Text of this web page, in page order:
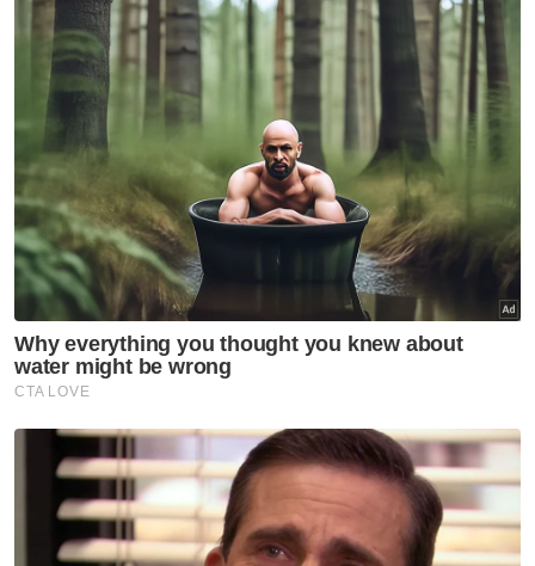
Nurhayati (dua kiri) memberikan penerangan kepada Suraya
tentang kempen antirasuah yang dibawa oleh Rasuah Busters
di Wisma Darul Aman, Alor Setar pada Rabu.
Mengulas lanjut, beliau yang juga Ahli Dewan
Undangan Negeri (ADUN) Sungai Tiang
berkata, Kerajaan Negeri Kedah bersedia
bersama Rasuah Busters untuk menjayakan
kempen-kempen antirasuah di negeri ini.
Jelas Suraya, kerjasama juga boleh
digerakkan bersama beberapa badan bukan
kerajaan (NGO) yang berada di bawahnya